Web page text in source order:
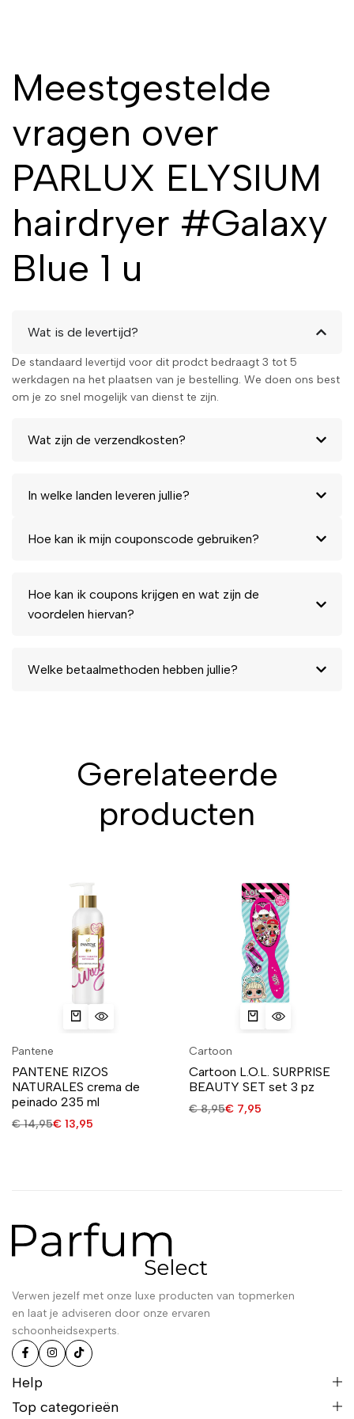
Meestgestelde
vragen over
PARLUX ELYSIUM
hairdryer #Galaxy
Blue 1 u
Wat is de levertijd?
De standaard levertijd voor dit prodct bedraagt 3 tot 5
werkdagen na het plaatsen van je bestelling. We doen ons best
om je zo snel mogelijk van dienst te zijn.
Wat zijn de verzendkosten?
In welke landen leveren jullie?
Hoe kan ik mijn couponscode gebruiken?
Hoe kan ik coupons krijgen en wat zijn de
voordelen hiervan?
Welke betaalmethoden hebben jullie?
Gerelateerde
producten
Pantene
PANTENE RIZOS
NATURALES crema de
peinado 235 ml
€14,95€ 13,95
Cartoon
Cartoon L.O.L. SURPRISE
BEAUTY SET set 3 pz
€8,95€ 7,95
Verwen jezelf met onze luxe producten van topmerken
en laat je adviseren door onze ervaren
schoonheidsexperts.
Help
Top categorieën